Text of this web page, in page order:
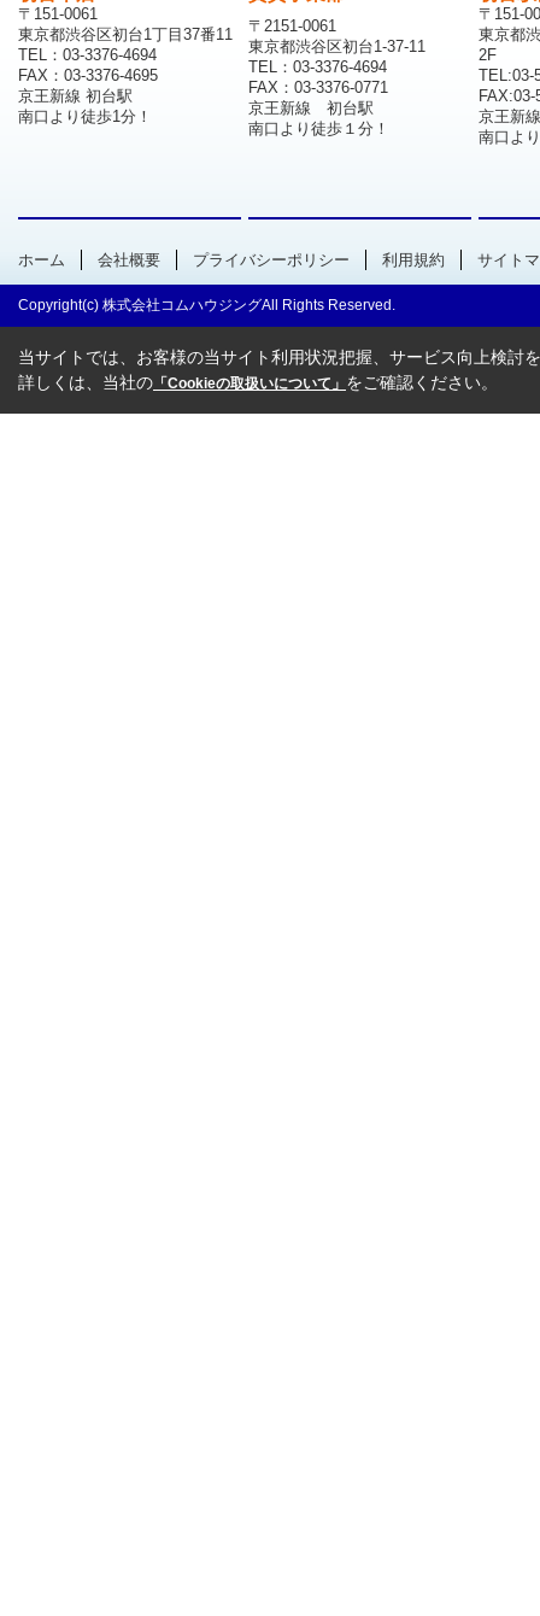
〒151-0061
東京都渋谷区初台1丁目37番11
TEL：03-3376-4694
FAX：03-3376-4695
京王新線 初台駅
南口より徒歩1分！
〒2151-0061
東京都渋谷区初台1-37-11
TEL：03-3376-4694
FAX：03-3376-0771
京王新線 初台駅
南口より徒歩１分！
〒151-
東京都
2F
TEL:03-
FAX:03-
京王新
南口よ
ホーム 会社概要 プライバシーポリシー 利用規約 サイト
Copyright(c) 株式会社コムハウジングAll Rights Reserved.
当サイトでは、お客様の当サイト利用状況把握、サービス向上検討
詳しくは、当社の 「Cookieの取扱いについて」 をご確認ください。